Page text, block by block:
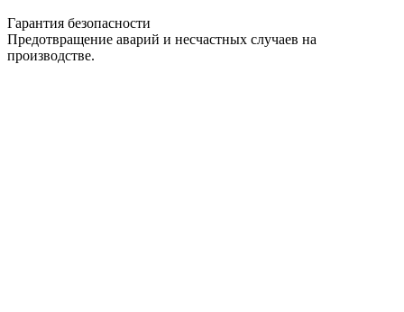
Гарантия безопасности
Предотвращение аварий и несчастных случаев на
производстве.